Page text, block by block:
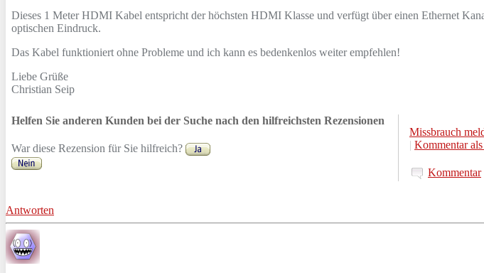
Dieses 1 Meter HDMI Kabel entspricht der höchsten HDMI Klasse und verfügt über einen Ethernet
optischen Eindruck.
Das Kabel funktioniert ohne Probleme und ich kann es bedenkenlos weiter empfehlen!
Liebe Grüße
Christian Seip
Helfen Sie anderen Kunden bei der Suche nach den hilfreichsten Rezensionen
War diese Rezension für Sie hilfreich?
Missbrauch
| Kommentar
Kommentar
Antworten